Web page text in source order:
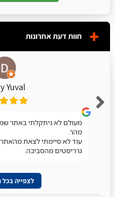
חוות דעת אחרונות
Yuval
מעולם לא ניתקלתי באתר
מהר.
עוד לא סיימתי לצאת
גרריסטים מהסביבה.
לצפייה בכל